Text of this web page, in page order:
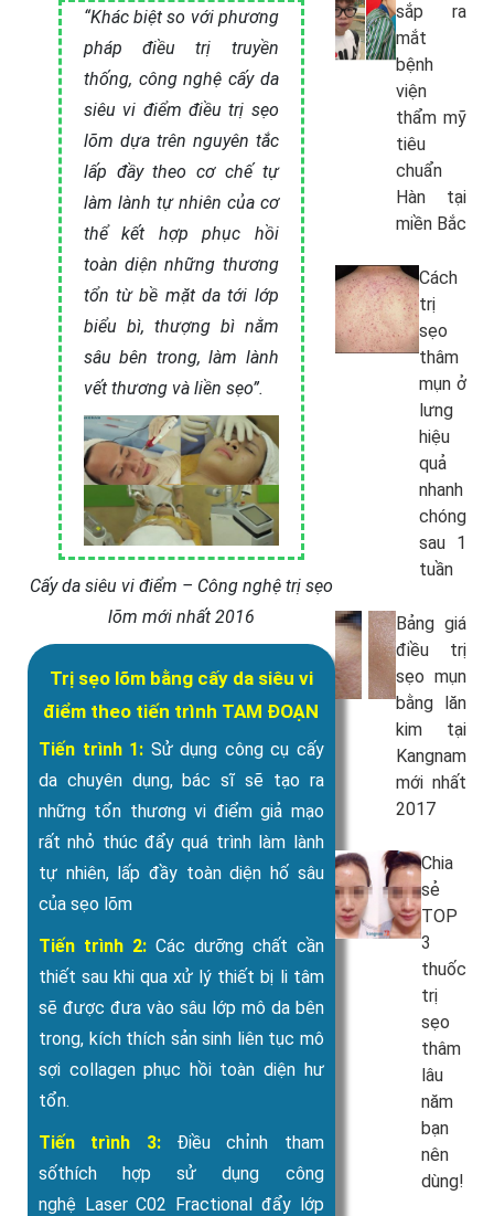
“Khác biệt so với phương
pháp điều trị truyền
thống, công nghệ cấy da
siêu vi điểm điều trị sẹo
lõm dựa trên nguyên tắc
lấp đầy theo cơ chế tự
làm lành tự nhiên của cơ
thể kết hợp phục hồi
toàn diện những thương
tổn từ bề mặt da tới lớp
biểu bì, thượng bì nằm
sâu bên trong, làm lành
vết thương và liền sẹo”.
Cấy da siêu vi điểm – Công nghệ trị sẹo
lõm mới nhất 2016
Trị sẹo lõm bằng cấy da siêu vi
điểm theo tiến trình TAM ĐOẠN
Tiến trình 1: Sử dụng công cụ cấy
da chuyên dụng, bác sĩ sẽ tạo ra
những tổn thương vi điểm giả mạo
rất nhỏ thúc đẩy quá trình làm lành
tự nhiên, lấp đầy toàn diện hố sâu
của sẹo lõm
Tiến trình 2: Các dưỡng chất cần
thiết sau khi qua xử lý thiết bị li tâm
sẽ được đưa vào sâu lớp mô da bên
trong, kích thích sản sinh liên tục mô
sợi collagen phục hồi toàn diện hư
tổn.
Tiến trình 3:Điều chỉnh tham
sốthích hợp sử dụng công
nghệ Laser C02 Fractional đẩy lớp
sắp ra
mắt
bệnh
viện
thẩm mỹ
tiêu
chuẩn
Hàn tại
miền Bắc
Cách
trị
sẹo
thâm
mụn ở
lưng
hiệu
quả
nhanh
chóng
sau 1
tuần
Bảng giá
điều trị
sẹo mụn
bằng lăn
kim tại
Kangnam
mới nhất
2017
Chia
sẻ
TOP
3
thuốc
trị
sẹo
thâm
lâu
năm
bạn
nên
dùng!